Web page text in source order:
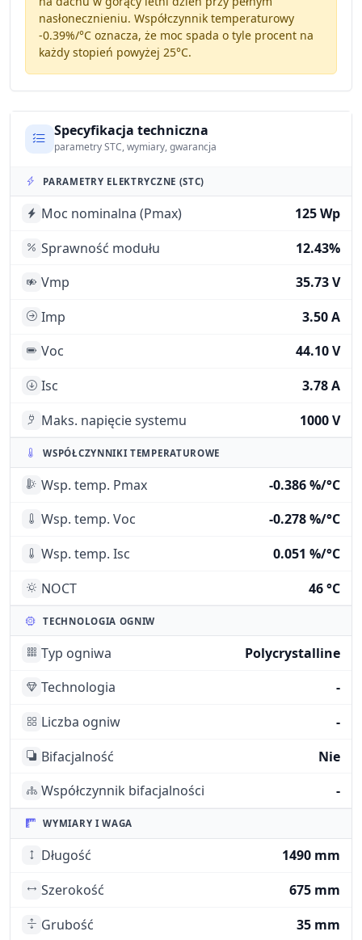
nasłonecznieniu. Współczynnik temperaturowy
-0.39%/°Coznacza, że moc spada o tyle procent na
każdy stopień powyżej 25°C.
Specyfikacja techniczna
parametry STC, wymiary, gwarancja
PARAMETRY ELEKTRYCZNE (STC)
Moc nominalna (Pmax)
125 Wp
Sprawność modułu
12.43%
Vmp
35.73 V
Imp
3.50 A
Voc
44.10 V
Isc
3.78 A
Maks. napięcie systemu
1000 V
WSPÓŁCZYNNIKI TEMPERATUROWE
Wsp. temp. Pmax
-0.386 %/°C
Wsp. temp. Voc
-0.278 %/°C
Wsp. temp. Isc
0.051 %/°C
NOCT
46 °C
TECHNOLOGIA OGNIW
Typ ogniwa
Polycrystalline
Technologia
-
Liczba ogniw
-
Bifacjalność
Nie
Współczynnik bifacjalności
-
WYMIARY I WAGA
Długość
1490 mm
Szerokość
675 mm
Grubość
35 mm